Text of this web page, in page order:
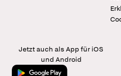
Jetzt auch als App für iOS
und Android
Jetzt bei Google Play